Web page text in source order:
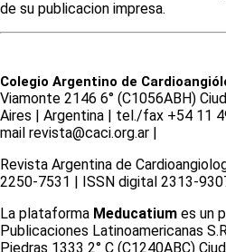
de su publicacion impresa.
Colegio Argentino de
Viamonte 2146 6° (C1056ABH)
Aires | Argentina | tel./fax +54 11
mail revista@caci.org.ar |
Revista Argentina de
2250-7531 | ISSN digital 2313-
La plataforma Meducatium es un
Publicaciones Latinoamericanas
Piedras 1333 2° C (C1240ABC)